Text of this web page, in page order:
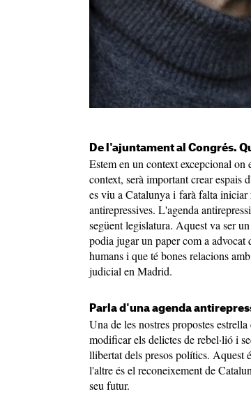
De l'ajuntament al Congrés.
Estem en un context excepcional
context, serà important crear espais
es viu a Catalunya i farà falta iniciar
antirepressives. L'agenda
següent legislatura. Aquest va ser
podia jugar un paper com a advocat
humans i que té bones relacions
judicial en Madrid.
Parla d'una agenda
Una de les nostres propostes
modificar els delictes de rebel·lió i
llibertat dels presos polítics. Aquest
l'altre és el reconeixement de
seu futur.